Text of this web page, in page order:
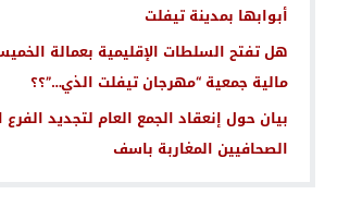
أبوابها بمدينة تيفلت
هل تفتح السلطات الإقليمية بعمالة
مالية جمعية “مهرجان تيفلت الذي…”؟؟
بيان حول إنعقاد الجمع العام لتجديد الفرع
الصحافيين المغاربة باسف